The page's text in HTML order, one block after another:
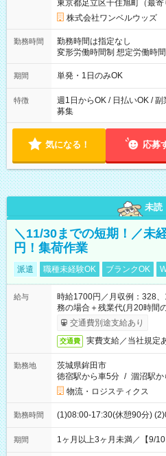
東京都足立区千住旭町（最寄
株式会社ワンベルウッズ
勤務時間
勤務時間は指定なし
変形労働時間制 想定労働時間160時間/月 【シ
～21：00
期間 単発・1日のみOK
特徴
週1日からOK / 日払いOK /
募集
気になる！ 応募
未読
＼11/30までの短期！／未
円！集荷作業
派遣 職種未経験OK ブランクOK
給与
時給1700円／月収例：328
務の場合＋残業代(月20時間
交通費別途支給あり
交通費 実費支給／当社規定
勤務地
茨城県鉾田市
徳宿駅から車5分 / 涸沼駅
物流・ロジスティクス
勤務時間 (1)08:00-17:30(休憩90分)
期間 1ヶ月以上3ヶ月未満／【9/